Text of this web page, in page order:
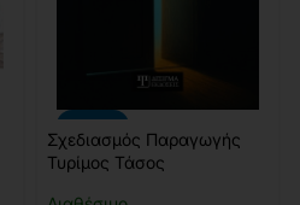
Σχεδιασμός Παραγωγής
Τυρίμος Τάσος